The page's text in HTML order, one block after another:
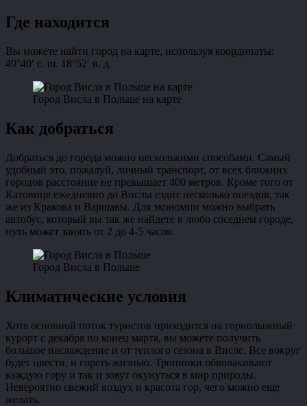
Где находится
Вы можете найти город на карте, используя координаты:
49°40′ с. ш. 18°52′ в. д.
Город Висла в Польше на карте
Как добраться
Добраться до города можно несколькими способами. Самый
удобный это, пожалуй, личный транспорт, от всех ближних
городов расстояние не превышает 400 метров. Кроме того от
Катовице ежедневно до Вислы ездит несколько поездов, так
же из Кракова и Варшавы. Для экономии можно выбрать
автобус, который вы так же найдете в любо соседнем городе,
путь может занять от 2 до 4-5 часов.
Город Висла в Польше
Климатические условия
Хотя основной поток туристов приходится на горнолыжный
курорт с декабря по конец марта, вы можете получить
большое наслаждение и от теплого сезона в Висле. Все вокруг
будет цвести, и гореть жизнью. Тропинки обволакивают
каждую гору и так и зовут окунуться в мир природы.
Невероятно свежий воздух и красота гор, чего можно еще
желать.